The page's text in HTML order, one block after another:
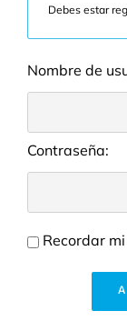
Debes estar
Nombre de
Contraseña:
Recordar